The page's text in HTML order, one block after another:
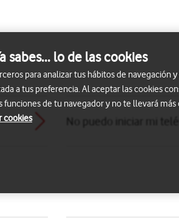
No puedo iniciar mi
sabes... lo de las cookies
para analizar tus hábitos de navegación
a tus preferencia. Al aceptar las cookies
de tu navegador y no te llevará
cookies